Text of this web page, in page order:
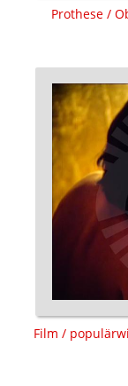
Prothese /
Film /